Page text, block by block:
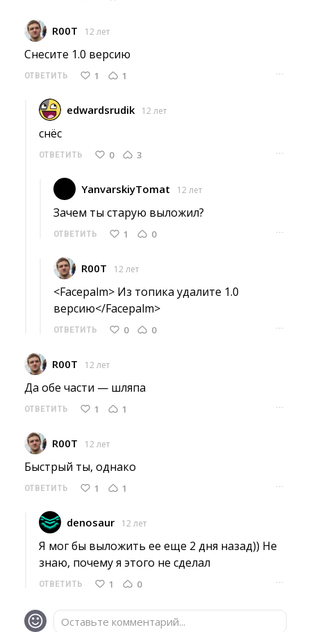
R00T 12 лет
Снесите 1.0 версию
ОТВЕТИТЬ 1 1 ···
edwardsrudik 12 лет
снёс
ОТВЕТИТЬ 0 3 ···
YanvarskiyTomat 12 лет
Зачем ты старую выложил?
ОТВЕТИТЬ 1 0 ···
R00T 12 лет
<Facepalm> Из топика удалите 1.0
версию</Facepalm>
ОТВЕТИТЬ 0 0 ···
R00T 12 лет
Да обе части — шляпа
ОТВЕТИТЬ 1 1 ···
R00T 12 лет
Быстрый ты, однако
ОТВЕТИТЬ 1 1 ···
denosaur 12 лет
Я мог бы выложить ее еще 2 дня назад)) Не
знаю, почему я этого не сделал
ОТВЕТИТЬ 1 0 ···
Оставьте комментарий...